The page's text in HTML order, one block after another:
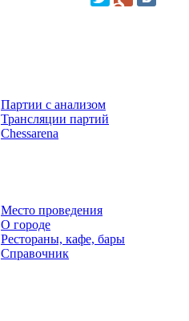
Партии с анализом
Трансляции партий
Chessarena
Место проведения
О городе
Рестораны, кафе, бары
Справочник